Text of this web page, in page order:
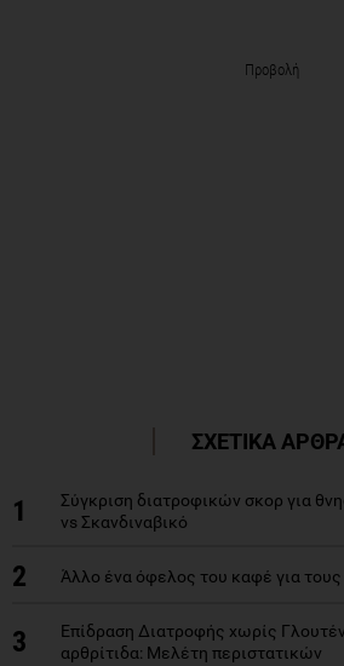
Προβολή
ΣΧΕΤΙΚΑ
1
Σύγκριση διατροφικών σκορ για
vs Σκανδιναβικό
2 Άλλο ένα όφελος του καφέ για
3
Επίδραση Διατροφής χωρίς
αρθρίτιδα: Μελέτη περιστατικών